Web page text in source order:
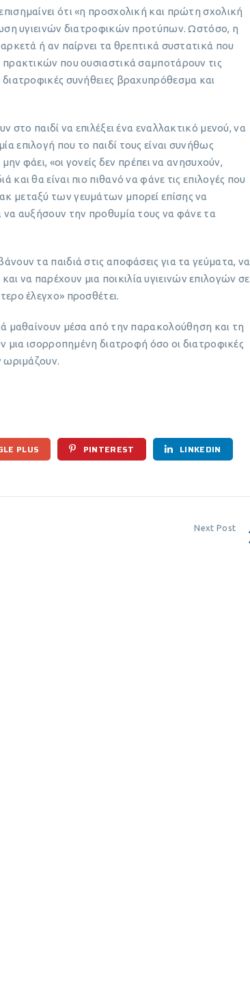
ότι «η προσχολική και πρώτη σχολική
υγιεινών διατροφικών προτύπων. Ωστόσο, η
ή αν παίρνει τα θρεπτικά συστατικά που
πρακτικών που ουσιαστικά σαμποτάρουν τις
συνήθειες βραχυπρόθεσμα και
στο παιδί να επιλέξει ένα εναλλακτικό μενού, να
επιλογή που το παιδί τους είναι συνήθως
φάει, «οι γονείς δεν πρέπει να ανησυχούν,
θα είναι πιο πιθανό να φάνε τις επιλογές που
μεταξύ των γευμάτων μπορεί επίσης να
να αυξήσουν την προθυμία τους να φάνε τα
τα παιδιά στις αποφάσεις για τα γεύματα, να
να παρέχουν μια ποικιλία υγιεινών επιλογών σε
έλεγχο» προσθέτει.
μαθαίνουν μέσα από την παρακολούθηση και τη
μια ισορροπημένη διατροφή όσο οι διατροφικές
ωριμάζουν.
PLUS PINTEREST LINKEDIN
Next Post